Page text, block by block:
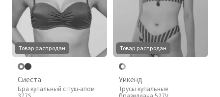
Товар распродан
Сиеста
Бра купальный с пуш-апом
Товар распродан
Уикенд
Трусы купальные